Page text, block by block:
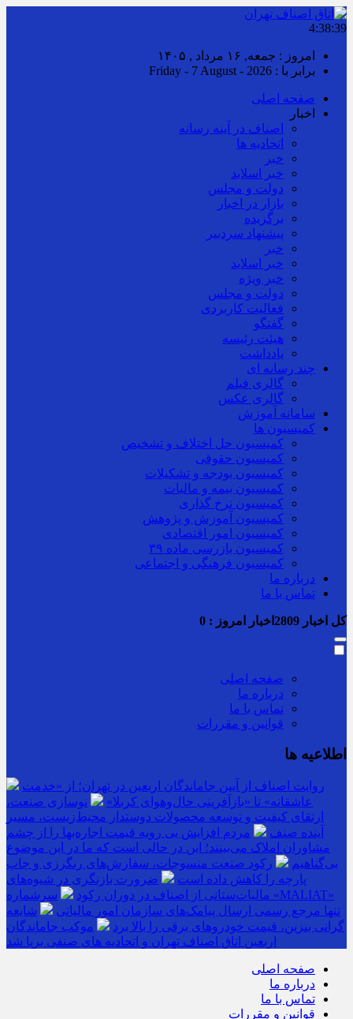
4:38:39
امروز : جمعه, ۱۶ مرداد , ۱۴۰۵
برابر با : Friday - 7 August - 2026
صفحه اصلی
اخبار
اصناف در آینه رسانه
اتحادیه ها
خبر
خبر اسلايد
دولت و مجلس
بازار در اخبار
برگزیده
پیشنهاد سردبیر
خبر
خبر اسلايد
خبر ویژه
دولت و مجلس
فعالیت کاربردی
گفتگو
هیئت رئیسه
یادداشت
چند رسانه ای
گالری فیلم
گالری عکس
سامانه آموزش
کمیسیون ها
کمیسیون حل اختلاف و تشخیص
کمیسیون حقوقی
کمیسیون بودجه و تشکیلات
کمیسیون بیمه و مالیات
کمیسیون نرخ گذاری
کمیسیون آموزش و پژوهش
کمیسیون امور اقتصادی
کمیسیون بازرسی ماده ۳۹
کمیسیون فرهنگی و اجتماعی
درباره ما
تماس با ما
کل اخبار اخبار امروز : 0
صفحه اصلی
درباره ما
تماس با ما
قوانین و مقررات
اطلاعیه ها
روایت اصناف از آیین جاماندگان اربعین در تهران؛ از «خدمت
عاشقانه» تا «بازآفرینی حال‌وهوای کربلا»
نوسازی صنعت،
ارتقای کیفیت و توسعه محصولات دوستدار محیط‌زیست، مسیر
آینده صنف
مردم افزایش بی رویه قیمت اجاره‌بها را از چشم
مشاوران املاک می‌بینند؛ این در حالی است که ما در این موضوع
بی‌گناهیم
رکود صنعت منسوجات، سفارش‌های رنگرزی و چاپ
پارچه را کاهش داده است
ضرورت بازنگری در شیوه‌های
مالیات‌ستانی از اصناف در دوران رکود
سرشماره «MALIAT»
تنها مرجع رسمی ارسال پیامک‌های سازمان امور مالیاتی
شایعه
گرانی بنزین، قیمت خودروهای برقی را بالا برد
موکب جاماندگان
اربعین اتاق اصناف تهران و اتحادیه های صنفی برپا شد
صفحه اصلی
درباره ما
تماس با ما
قوانین و مقررات